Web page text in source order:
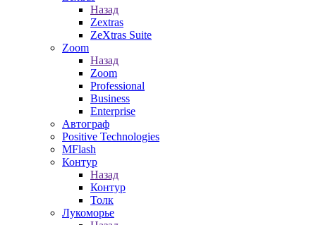
Назад
Zextras
ZeXtras Suite
Zoom
Назад
Zoom
Professional
Business
Enterprise
Автограф
Positive Technologies
MFlash
Контур
Назад
Контур
Толк
Лукоморье